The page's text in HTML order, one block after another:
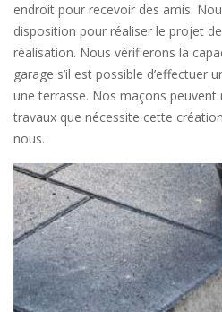
endroit pour recevoir des amis.
disposition pour réaliser le projet
réalisation. Nous vérifierons la
garage s’il est possible d’effectuer
une terrasse. Nos maçons peuvent
travaux que nécessite cette
nous.